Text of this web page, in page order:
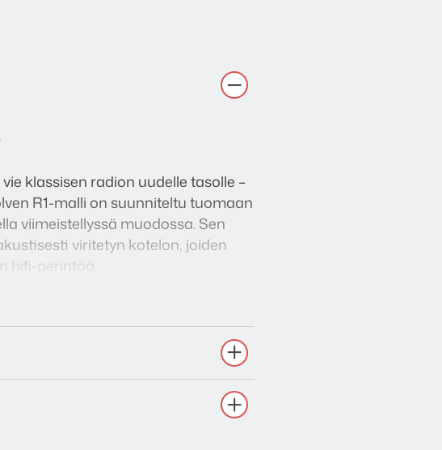
klassisen radion uudelle tasolle –
R1-malli on suunniteltu tuomaan
viimeistellyssä muodossa. Sen
viritetyn kotelon, joiden
hifi-perintöä.